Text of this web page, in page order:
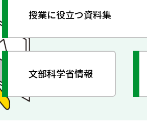
授業に役立つ資料集
文部科学省情報